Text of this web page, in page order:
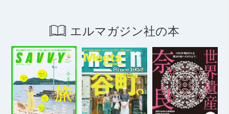
エルマガジン社の本